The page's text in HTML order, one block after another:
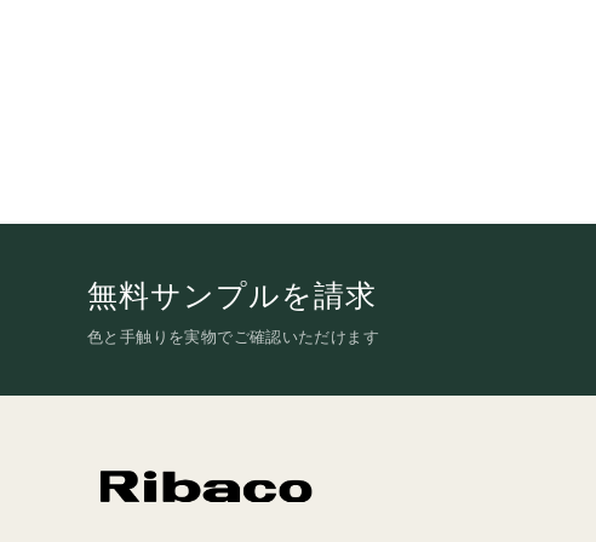
無料サンプルを請求
色と手触りを実物でご確認いただけます